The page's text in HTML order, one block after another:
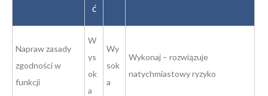
ć
Napraw zasady
zgodności w
funkcji
W
ys
ok
a
Wy
sok
a
Wykonaj – rozwiązuje
natychmiastowy ryzyko